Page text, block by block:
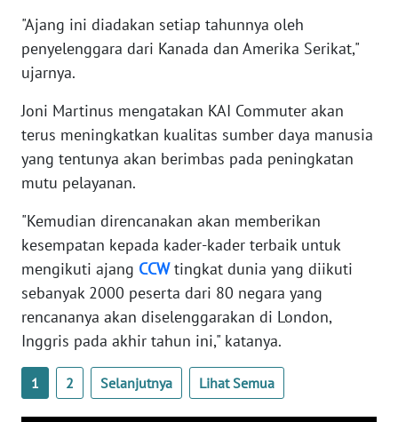
"Ajang ini diadakan setiap tahunnya oleh
penyelenggara dari Kanada dan Amerika Serikat,"
ujarnya.
Joni Martinus mengatakan KAI Commuter akan
terus meningkatkan kualitas sumber daya manusia
yang tentunya akan berimbas pada peningkatan
mutu pelayanan.
"Kemudian direncanakan akan memberikan
kesempatan kepada kader-kader terbaik untuk
mengikuti ajang CCWtingkat dunia yang diikuti
sebanyak 2000 peserta dari 80 negara yang
rencananya akan diselenggarakan di London,
Inggris pada akhir tahun ini," katanya.
1 2 Selanjutnya Lihat Semua
WN
BENGKULU
WN
WN
JATENG
NUSANTARA
WN
JOGJA
WN
JATIM